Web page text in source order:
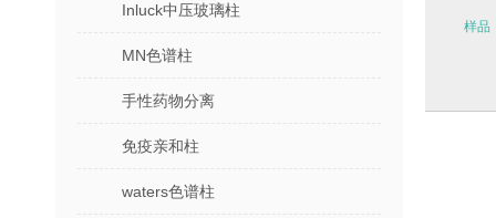
Inluck中压玻璃柱
MN色谱柱
手性药物分离
免疫亲和柱
waters色谱柱
样品